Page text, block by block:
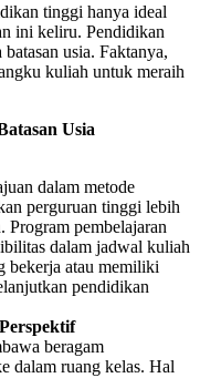
tinggi hanya ideal
ini keliru. Pendidikan
usia. Faktanya,
kuliah untuk meraih
Usia
dalam metode
perguruan tinggi lebih
Program pembelajaran
dalam jadwal kuliah
bekerja atau memiliki
pendidikan
beragam
dalam ruang kelas. Hal